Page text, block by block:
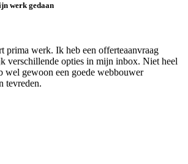
werk gedaan
prima werk. Ik heb een offerteaanvraag
verschillende opties in mijn inbox. Niet heel
wel gewoon een goede webbouwer
tevreden.